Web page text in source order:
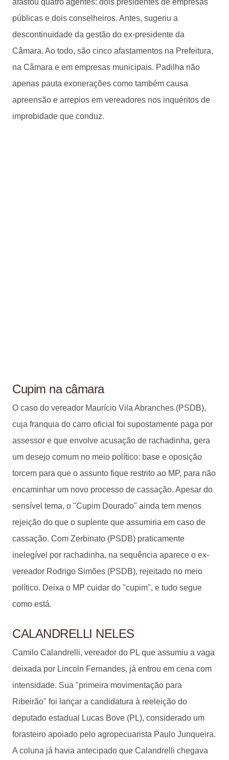
afastou quatro agentes: dois presidentes de empresas
públicas e dois conselheiros. Antes, sugeriu a
descontinuidade da gestão do ex-presidente da
Câmara. Ao todo, são cinco afastamentos na Prefeitura,
na Câmara e em empresas municipais. Padilha não
apenas pauta exonerações como também causa
apreensão e arrepios em vereadores nos inquéritos de
improbidade que conduz.
Cupim na câmara
O caso do vereador Maurício Vila Abranches (PSDB),
cuja franquia do carro oficial foi supostamente paga por
assessor e que envolve acusação de rachadinha, gera
um desejo comum no meio político: base e oposição
torcem para que o assunto fique restrito ao MP, para não
encaminhar um novo processo de cassação. Apesar do
sensível tema, o "Cupim Dourado" ainda tem menos
rejeição do que o suplente que assumiria em caso de
cassação. Com Zerbinato (PSDB) praticamente
inelegível por rachadinha, na sequência aparece o ex-
vereador Rodrigo Simões (PSDB), rejeitado no meio
político. Deixa o MP cuidar do "cupim", e tudo segue
como está.
CALANDRELLI NELES
Camilo Calandrelli, vereador do PL que assumiu a vaga
deixada por Lincoln Fernandes, já entrou em cena com
intensidade. Sua "primeira movimentação para
Ribeirão" foi lançar a candidatura à reeleição do
deputado estadual Lucas Bove (PL), considerado um
forasteiro apoiado pelo agropecuarista Paulo Junqueira.
A coluna já havia antecipado que Calandrelli chegava